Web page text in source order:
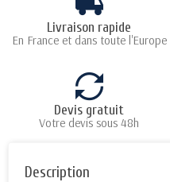
Livraison rapide
En France et dans toute l'Europe
Devis gratuit
Votre devis sous 48h
Description